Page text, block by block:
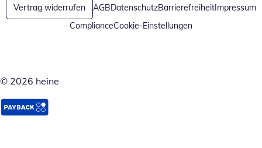
Vertrag widerrufen AGBDatenschutzBarrierefreiheitImpressum
ComplianceCookie-Einstellungen
© 2026 heine